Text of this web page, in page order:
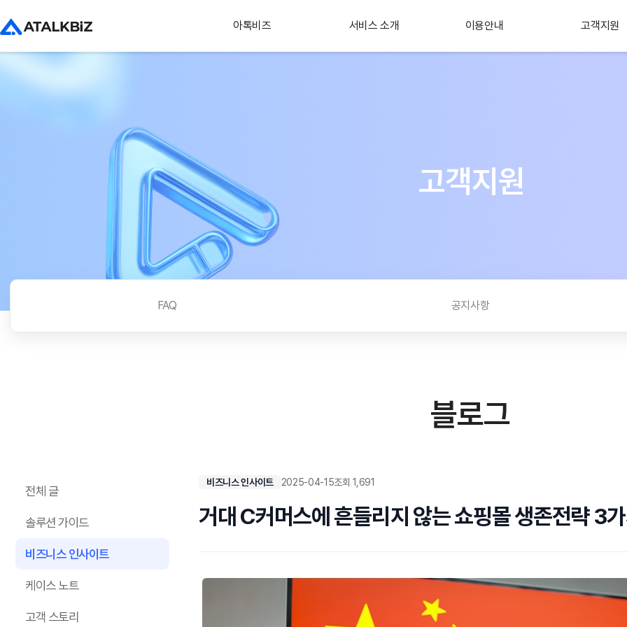
아톡비즈 서비스 소개 이용안내 고객지원
고객지원
FAQ 공지사항
블로그
전체 글
솔루션 가이드
비즈니스 인사이트
케이스 노트
고객 스토리
비즈니스 인사이트 2025-04-15조회 1,691
거대 C커머스에 흔들리지 않는 쇼핑몰 생존전략 3